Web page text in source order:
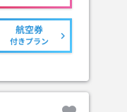
航空券
付きプラン